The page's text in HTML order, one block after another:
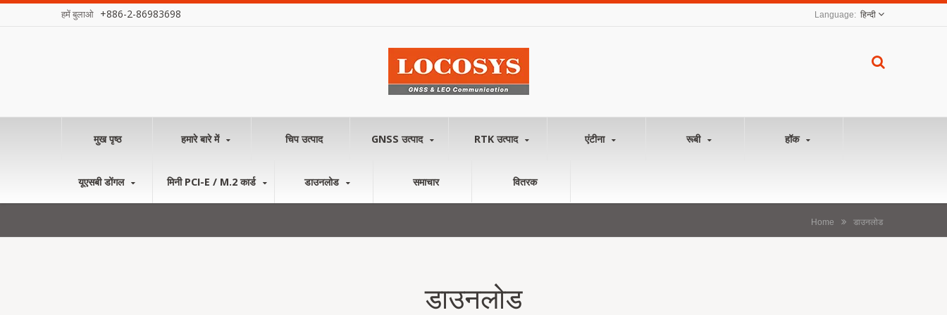
हमें बुलाओ +886-2-86983698 हिन्दी
मुख पृष्ठ हमारे बारे में चिप उत्पाद GNSS उत्पाद RTK उत्पाद एंटीना रूबी हॉक
यूएसबी डोंगल मिनी PCI-E / M.2 कार्ड डाउनलोड समाचार वितरक
Home डाउनलोड
डाउनलोड